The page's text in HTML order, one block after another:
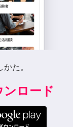
た。
ロード